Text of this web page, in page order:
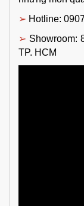
➢ Hotline:
➢ Showroom:
TP. HCM